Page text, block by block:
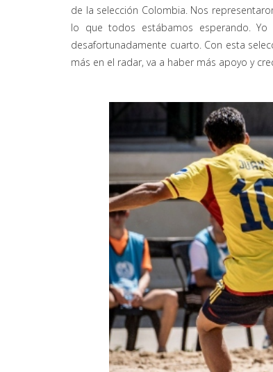
de la selección Colombia. Nos
lo que todos estábamos esperando.
desafortunadamente cuarto. Con esta
más en el radar, va a haber más apoyo y